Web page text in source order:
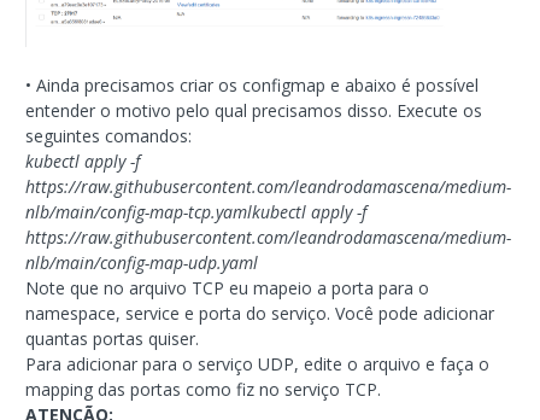
• Ainda precisamos criar os configmap e abaixo é possível
entender o motivo pelo qual precisamos disso. Execute os
seguintes comandos:
kubectl apply -f
https://raw.githubusercontent.com/leandrodamascena/medium-
nlb/main/config-map-tcp.yamlkubectl apply -f
https://raw.githubusercontent.com/leandrodamascena/medium-
nlb/main/config-map-udp.yaml
Note que no arquivo TCP eu mapeio a porta para o
namespace, service e porta do serviço. Você pode adicionar
quantas portas quiser.
Para adicionar para o serviço UDP, edite o arquivo e faça o
mapping das portas como fiz no serviço TCP.
ATENÇÃO: